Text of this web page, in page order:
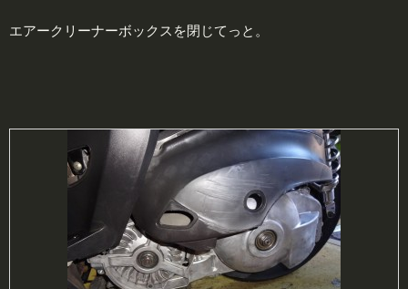
エアークリーナーボックスを閉じてっと。